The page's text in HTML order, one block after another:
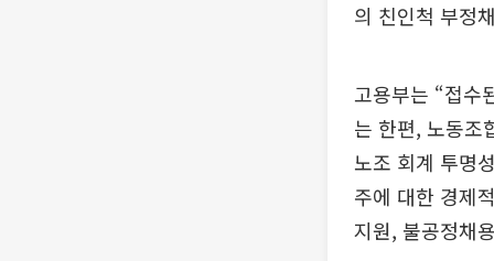
의 친인척 부정
고용부는 “접수
는 한편, 노동조
노조 회계 투명
주에 대한 경제
지원, 불공정채